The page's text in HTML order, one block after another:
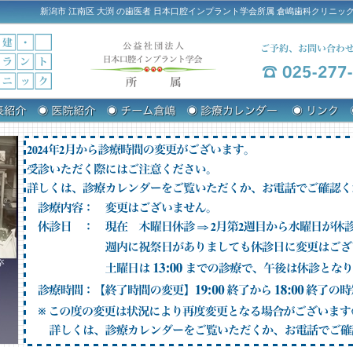
新潟市 江南区 大渕 の歯医者 日本口腔インプラント学会所属 倉嶋歯科クリニッ